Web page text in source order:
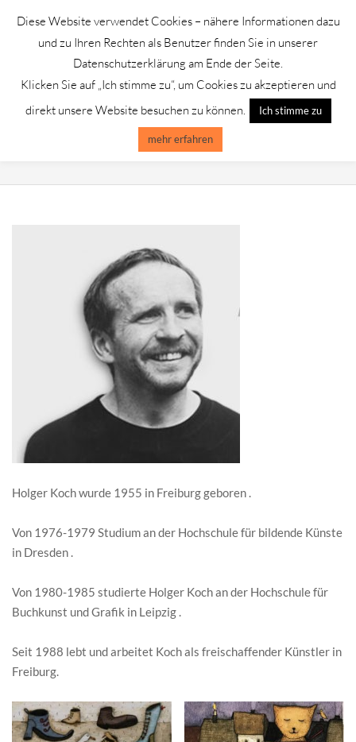
content GALERIE CHROMIK
Primary
Navigation
HOLGER KOCH
Holger Koch wurde 1955 in Freiburg geboren .
Von 1976-1979 Studium an der Hochschule für bildende Künste
in Dresden .
Von 1980-1985 studierte Holger Koch an der Hochschule für
Buchkunst und Grafik in Leipzig .
Seit 1988 lebt und arbeitet Koch als freischaffender Künstler in
Freiburg.
Diese Website verwendet Cookies – nähere Informationen dazu
und zu Ihren Rechten als Benutzer finden Sie in unserer
Datenschutzerklärung am Ende der Seite.
Klicken Sie auf „Ich stimme zu“, um Cookies zu akzeptieren und
direkt unsere Website besuchen zu können.
Ich stimme zu
mehr erfahren